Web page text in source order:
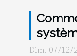
pour
Dim. 07/12/